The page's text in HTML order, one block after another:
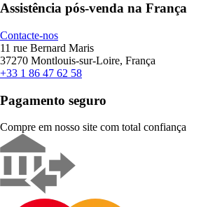
Assistência pós-venda na França
Contacte-nos
11 rue Bernard Maris
37270 Montlouis-sur-Loire, França
+33 1 86 47 62 58
Pagamento seguro
Compre em nosso site com total confiança